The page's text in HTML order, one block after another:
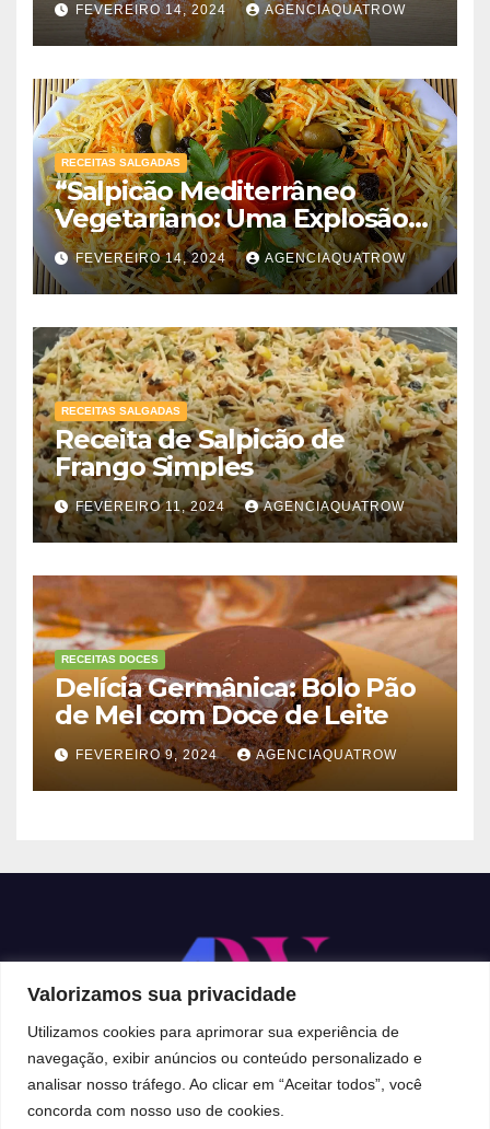
Valorizamos sua privacidade
Utilizamos cookies para aprimorar sua experiência de
navegação, exibir anúncios ou conteúdo personalizado e
analisar nosso tráfego. Ao clicar em “Aceitar todos”, você
concorda com nosso uso de cookies.
FEVEREIRO 14, 2024 AGENCIAQUATROW
RECEITAS SALGADAS
“Salpicão Mediterrâneo
Vegetariano: Uma Explosão
de Sabores!”
FEVEREIRO 14, 2024 AGENCIAQUATROW
RECEITAS SALGADAS
Receita de Salpicão de
Frango Simples
FEVEREIRO 11, 2024 AGENCIAQUATROW
RECEITAS DOCES
Delícia Germânica: Bolo Pão
de Mel com Doce de Leite
FEVEREIRO 9, 2024 AGENCIAQUATROW
Proudly powered by WordPress|Theme: